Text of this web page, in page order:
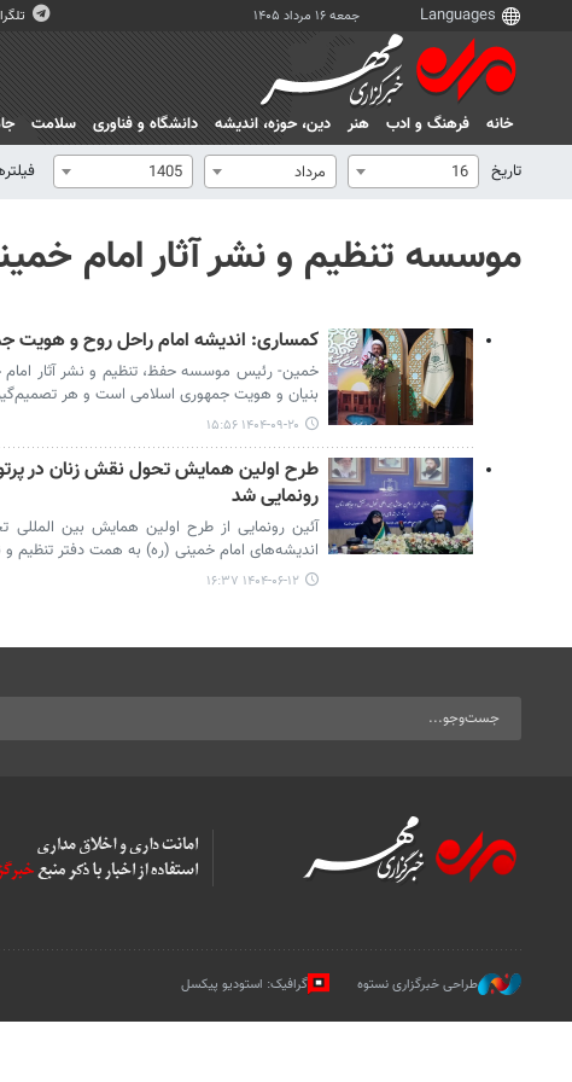
جمعه ۱۶ مرداد ۱۴۰۵
خانه فرهنگ و ادب هنر دين، حوزه، انديشه دانشگاه و فناوری سلامت
تاریخ
16 مرداد 1405
موسسه تنظیم و نشر آثار امام
کمساری: اندیشه امام راحل روح و هویت
خمین- رئیس موسسه حفظ، تنظیم و نشر آثار امام
بنیان و هویت جمهوری اسلامی است و هر
۱۴۰۴-۰۹-۲۰ ۱۵:۵۶
طرح اولین همایش تحول نقش زنان در
رونمایی شد
آئین رونمایی از طرح اولین همایش بین المللی
اندیشه‌های امام خمینی (ره) به همت دفتر تنظیم و
۱۴۰۴-۰۶-۱۲ ۱۶:۳۷
طراحی خبرگزاری نستوه گرافیک: استودیو پیکسل